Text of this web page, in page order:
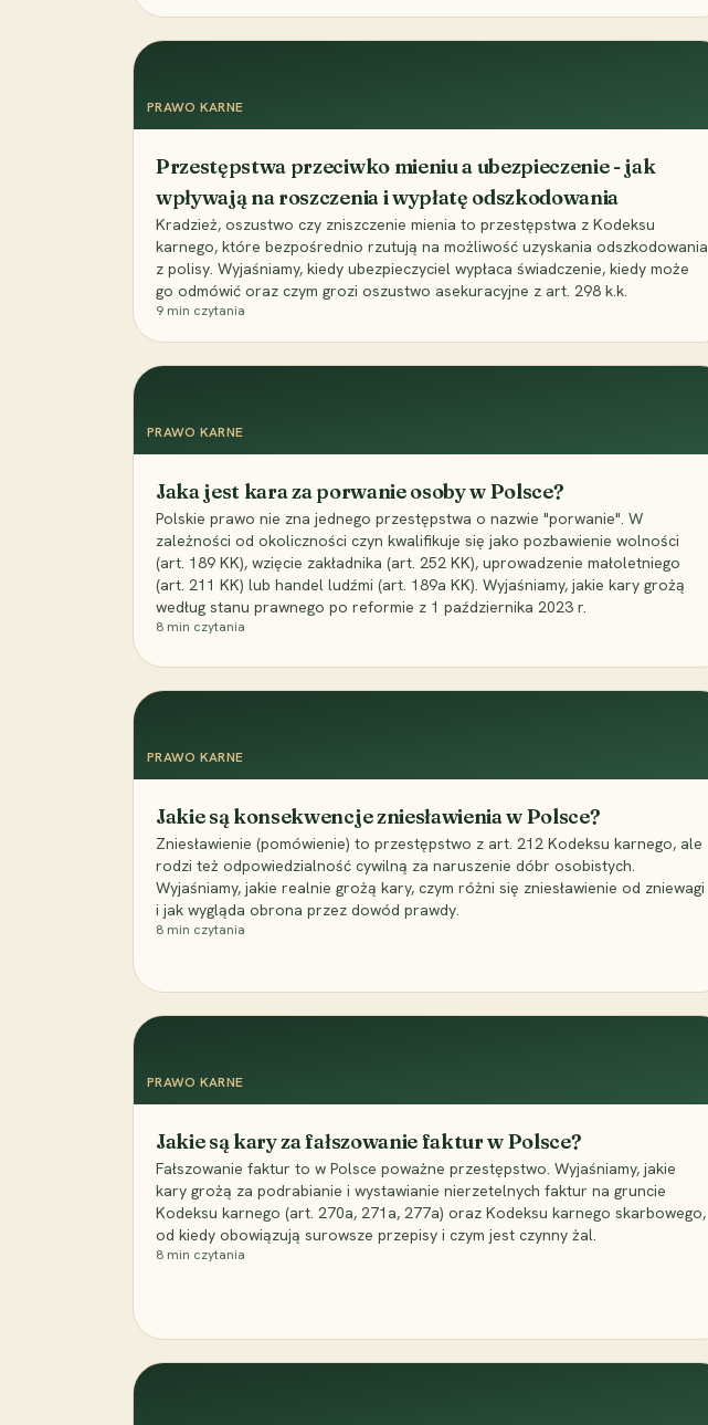
PRAWO KARNE
Przestępstwa przeciwko mieniu a ubezpieczenie - jak
wpływają na roszczenia i wypłatę odszkodowania
Kradzież, oszustwo czy zniszczenie mienia to przestępstwa z Kodeksu
karnego, które bezpośrednio rzutują na możliwość uzyskania odszkodowania
z polisy. Wyjaśniamy, kiedy ubezpieczyciel wypłaca świadczenie, kiedy może
go odmówić oraz czym grozi oszustwo asekuracyjne z art. 298 k.k.
9 min czytania
PRAWO KARNE
Jaka jest kara za porwanie osoby w Polsce?
Polskie prawo nie zna jednego przestępstwa o nazwie "porwanie". W
zależności od okoliczności czyn kwalifikuje się jako pozbawienie wolności
(art. 189 KK), wzięcie zakładnika (art. 252 KK), uprowadzenie małoletniego
(art. 211 KK) lub handel ludźmi (art. 189a KK). Wyjaśniamy, jakie kary grożą
według stanu prawnego po reformie z 1 października 2023 r.
8 min czytania
PRAWO KARNE
Jakie są konsekwencje zniesławienia w Polsce?
Zniesławienie (pomówienie) to przestępstwo z art. 212 Kodeksu karnego, ale
rodzi też odpowiedzialność cywilną za naruszenie dóbr osobistych.
Wyjaśniamy, jakie realnie grożą kary, czym różni się zniesławienie od zniewagi
i jak wygląda obrona przez dowód prawdy.
8 min czytania
PRAWO KARNE
Jakie są kary za fałszowanie faktur w Polsce?
Fałszowanie faktur to w Polsce poważne przestępstwo. Wyjaśniamy, jakie
kary grożą za podrabianie i wystawianie nierzetelnych faktur na gruncie
Kodeksu karnego (art. 270a, 271a, 277a) oraz Kodeksu karnego skarbowego,
od kiedy obowiązują surowsze przepisy i czym jest czynny żal.
8 min czytania